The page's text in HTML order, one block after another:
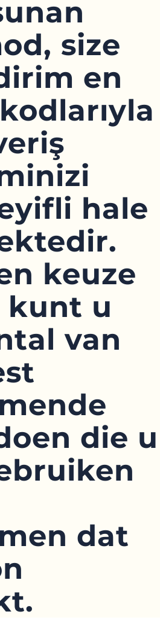
size
en
hale
keuze
kunt u
van
die u
dat